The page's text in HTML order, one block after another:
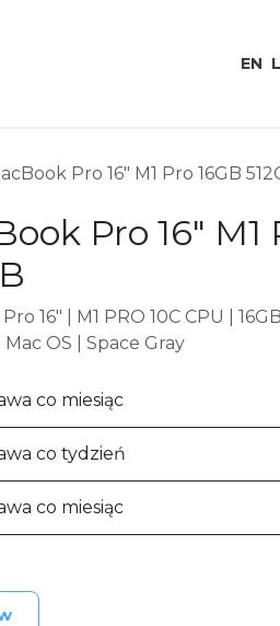
EN
Pro 16" M1 Pro 16GB
Pro 16" M1
16" | M1 PRO 10C CPU |
Mac OS | Space Gray
co miesiąc
co tydzień
co miesiąc